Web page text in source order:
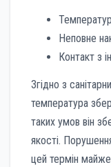
Неповне
Контакт з
Згідно з
температура
таких умов він
якості.
цей термін майже